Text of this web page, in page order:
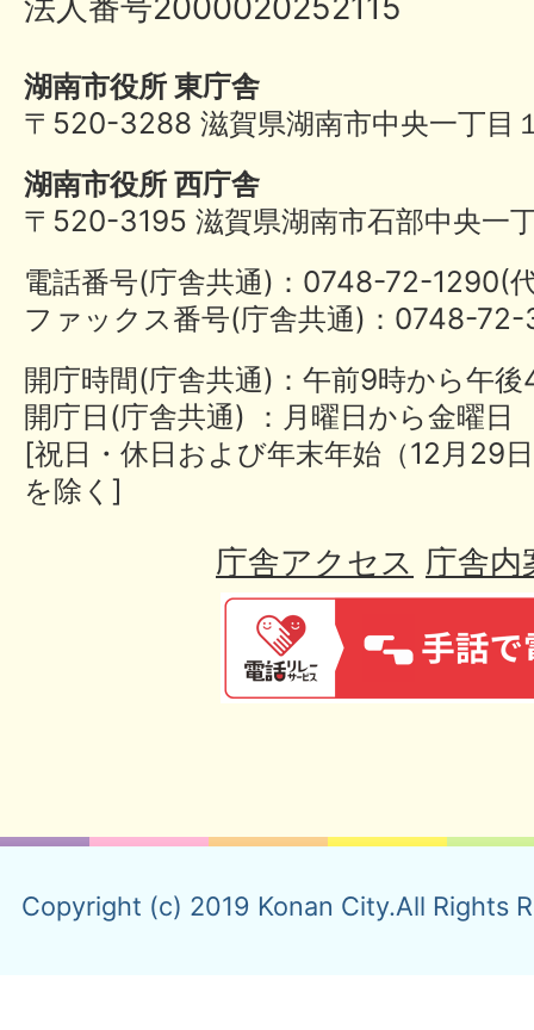
湖南市役所 東庁舎
〒520-3288 滋賀県湖南市中央一丁目
湖南市役所 西庁舎
〒520-3195 滋賀県湖南市石部中央一
電話番号(庁舎共通)：0748-72-
ファックス番号(庁舎共通)：0748-
開庁時間(庁舎共通)：午前9時から午
開庁日(庁舎共通) ：月曜日から金曜日
[祝日・休日および年末年始（12月29
を除く]
庁舎アクセス 庁舎内
Copyright (c) 2019 Konan City.All Rights